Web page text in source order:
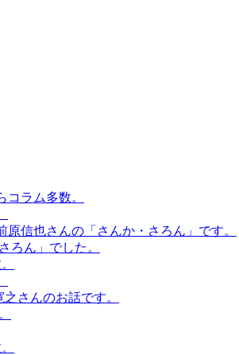
コラム多数。
信也さんの「さんか・さろん」です。
ろん」でした。
さんのお話です。